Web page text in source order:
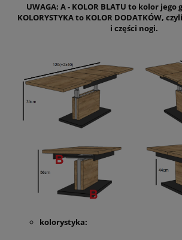
UWAGA: A - KOLOR BLATU to kolor jego
KOLORYSTYKA to KOLOR DODATKÓW,
i części nogi.
kolorystyka: